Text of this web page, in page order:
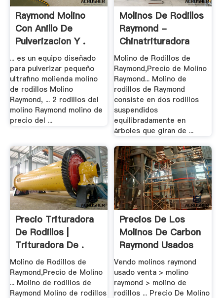
Raymond Molino
Con Anillo De
Pulverizacion Y .
... es un equipo diseñado
para pulverizar pequeño
ultrafino molienda molino
de rodillos Molino
Raymond, ... 2 rodillos del
molino Raymond molino de
precio del ...
Molinos De Rodillos
Raymond -
Chinatrituradora
Molino de Rodillos de
Raymond,Precio de Molino
Raymond... Molino de
rodillos de Raymond
consiste en dos rodillos
suspendidos
equilibradamente en
árboles que giran de ...
Precio Trituradora
De Rodillos |
Trituradora De .
Molino de Rodillos de
Raymond,Precio de Molino
... Molino de rodillos de
Raymond Molino de rodillos
Precios De Los
Molinos De Carbon
Raymond Usados
Vendo molinos raymond
usado venta > molino
raymond > molino de
rodillos ... Precio De Molino